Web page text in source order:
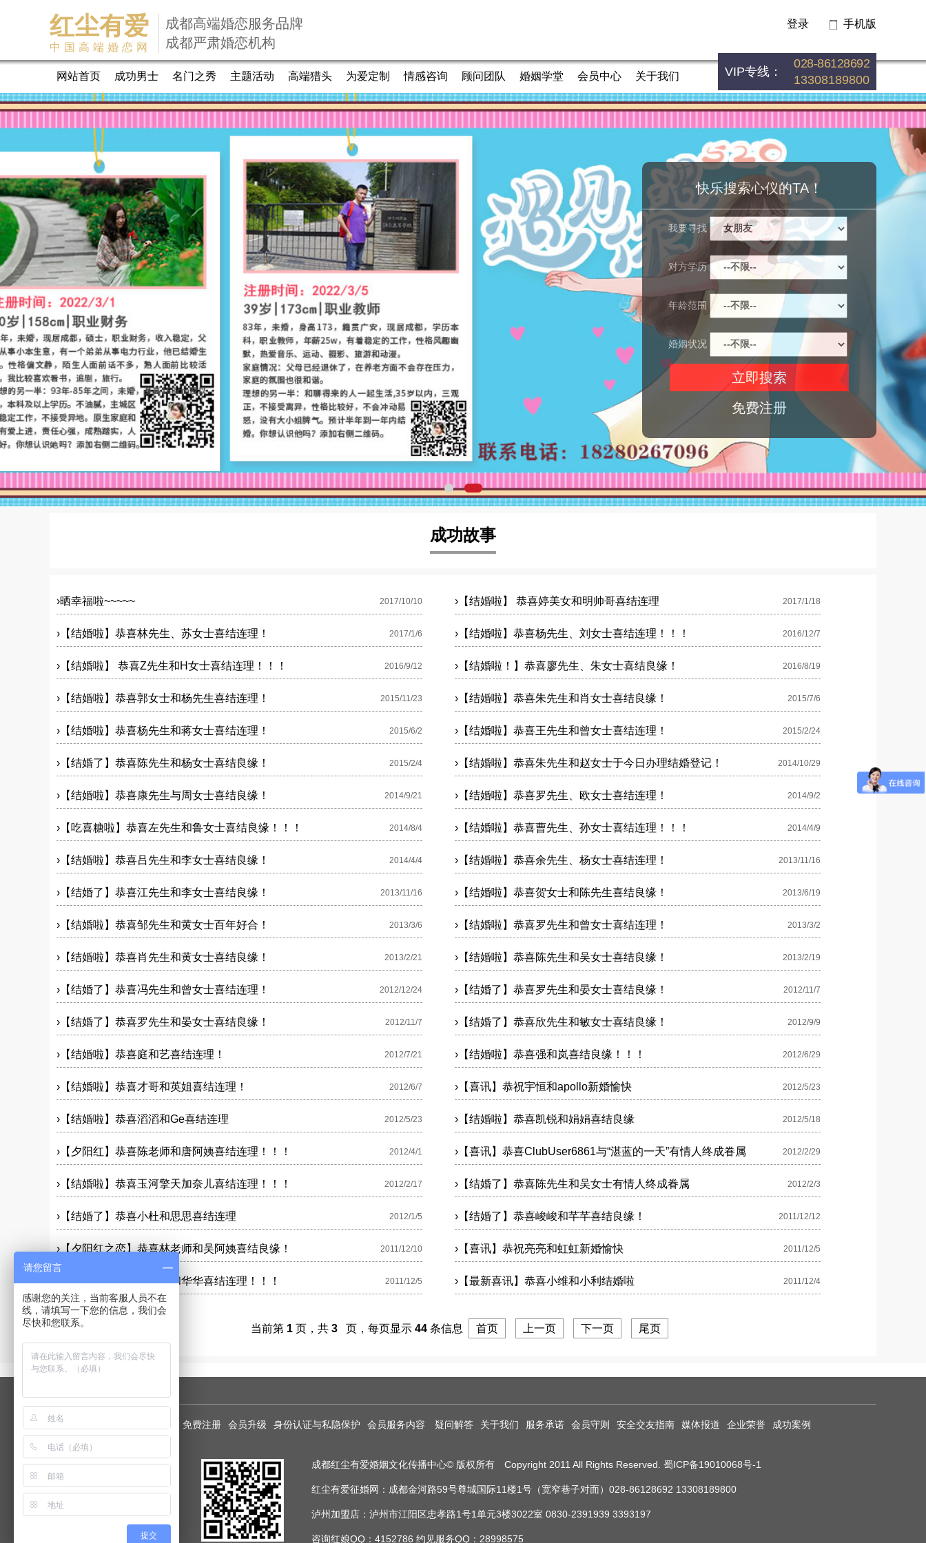
红尘有爱
中国高端婚恋网
成都高端婚恋服务品牌
成都严肃婚恋机构
登录 手机版
网站首页 成功男士 名门之秀 主题活动 高端猎头 为爱定制 情感咨询 顾问团队 婚姻学堂 会员中心 关于我们 VIP专线：
028-86128692
13308189800
快乐搜索心仪的TA！
我要寻找
对方学历
年龄范围
婚姻状况
免费注册
成功故事
›晒幸福啦~~~~~ 2017/10/10 › 【结婚啦】 恭喜婷美女和明帅哥喜结连理 2017/1/18
› 【结婚啦】恭喜林先生、苏女士喜结连理！ 2017/1/6 › 【结婚啦】恭喜杨先生、刘女士喜结连理！！！ 2016/12/7
› 【结婚啦】 恭喜Z先生和H女士喜结连理！！！ 2016/9/12 › 【结婚啦！】恭喜廖先生、朱女士喜结良缘！ 2016/8/19
› 【结婚啦】恭喜郭女士和杨先生喜结连理！ 2015/11/23 › 【结婚啦】恭喜朱先生和肖女士喜结良缘！ 2015/7/6
› 【结婚啦】恭喜杨先生和蒋女士喜结连理！ 2015/6/2 › 【结婚啦】恭喜王先生和曾女士喜结连理！ 2015/2/24
› 【结婚了】恭喜陈先生和杨女士喜结良缘！ 2015/2/4 › 【结婚啦】恭喜朱先生和赵女士于今日办理结婚登记！ 2014/10/29
› 【结婚啦】恭喜康先生与周女士喜结良缘！ 2014/9/21 › 【结婚啦】恭喜罗先生、欧女士喜结连理！ 2014/9/2
› 【吃喜糖啦】恭喜左先生和鲁女士喜结良缘！！！ 2014/8/4 › 【结婚啦】恭喜曹先生、孙女士喜结连理！！！ 2014/4/9
› 【结婚啦】恭喜吕先生和李女士喜结良缘！ 2014/4/4 › 【结婚啦】恭喜余先生、杨女士喜结连理！ 2013/11/16
› 【结婚了】恭喜江先生和李女士喜结良缘！ 2013/11/16 › 【结婚啦】恭喜贺女士和陈先生喜结良缘！ 2013/6/19
› 【结婚啦】恭喜邹先生和黄女士百年好合！ 2013/3/6 › 【结婚啦】恭喜罗先生和曾女士喜结连理！ 2013/3/2
› 【结婚啦】恭喜肖先生和黄女士喜结良缘！ 2013/2/21 › 【结婚啦】恭喜陈先生和吴女士喜结良缘！ 2013/2/19
› 【结婚了】恭喜冯先生和曾女士喜结连理！ 2012/12/24 › 【结婚了】恭喜罗先生和晏女士喜结良缘！ 2012/11/7
› 【结婚了】恭喜罗先生和晏女士喜结良缘！ 2012/11/7 › 【结婚了】恭喜欣先生和敏女士喜结良缘！ 2012/9/9
› 【结婚啦】恭喜庭和艺喜结连理！ 2012/7/21 › 【结婚啦】恭喜强和岚喜结良缘！！！ 2012/6/29
› 【结婚啦】恭喜才哥和英姐喜结连理！ 2012/6/7 › 【喜讯】恭祝宇恒和apollo新婚愉快 2012/5/23
› 【结婚啦】恭喜滔滔和Ge喜结连理 2012/5/23 › 【结婚啦】恭喜凯锐和娟娟喜结良缘 2012/5/18
› 【夕阳红】恭喜陈老师和唐阿姨喜结连理！！！ 2012/4/1 › 【喜讯】恭喜ClubUser6861与“湛蓝的一天”有情人终成眷属 2012/2/29
› 【结婚啦】恭喜玉河擎天加奈儿喜结连理！！！ 2012/2/17 › 【结婚了】恭喜陈先生和吴女士有情人终成眷属 2012/2/3
› 【结婚了】恭喜小杜和思思喜结连理 2012/1/5 › 【结婚了】恭喜峻峻和芊芊喜结良缘！ 2011/12/12
› 【夕阳红之恋】恭喜林老师和吴阿姨喜结良缘！ 2011/12/10 › 【喜讯】恭祝亮亮和虹虹新婚愉快 2011/12/5
›【最新婚讯】恭喜凡凡和华华喜结连理！！！ 2011/12/5 › 【最新喜讯】恭喜小维和小利结婚啦 2011/12/4
当前第 1 页，共 3 页，每页显示 44 条信息 首页 上一页 下一页 尾页
免费注册 会员升级 身份认证与私隐保护 会员服务内容 疑问解答 关于我们 服务承诺 会员守则 安全交友指南 媒体报道 企业荣誉 成功案例
成都红尘有爱婚姻文化传播中心© 版权所有 Copyright 2011 All Rights Reserved. 蜀ICP备19010068号-1
红尘有爱征婚网：成都金河路59号尊城国际11楼1号（宽窄巷子对面）028-86128692 13308189800
泸州加盟店：泸州市江阳区忠孝路1号1单元3楼3022室 0830-2391939 3393197
咨询红娘QQ： 4152786 约见服务QQ： 28998575
请您留言
感谢您的关注，当前客服人员不在
线，请填写一下您的信息，我们会
尽快和您联系。
提交